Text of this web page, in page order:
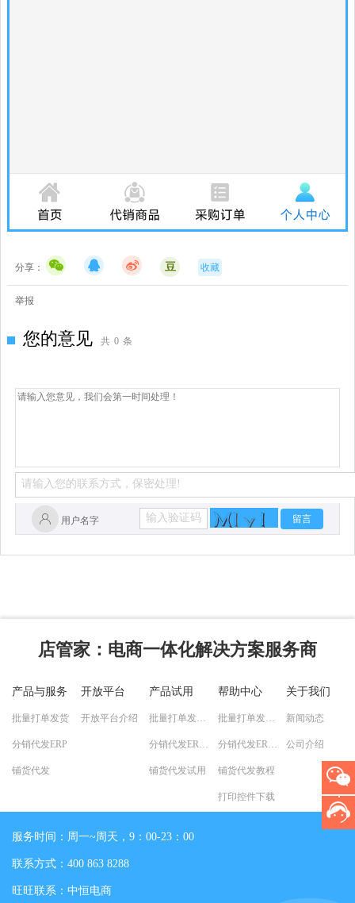
分享： 豆 收藏
举报
您的意见 共 0 条
用户名字 留言
店管家 ：电商一体化解决方案服务商
产品与服务
批量打单发货
分销代发ERP
铺货代发
开放平台
开放平台介绍
产品试用
铺货代发试用
帮助中心
批量打单发货教程
铺货代发教程
打印控件下载
关于我们
新闻动态
公司介绍
服务时间：周一~周天，9：00-23：00
联系方式：400 863 8288
旺旺联系：中恒电商